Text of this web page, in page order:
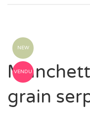
NEW
VENDU
grain